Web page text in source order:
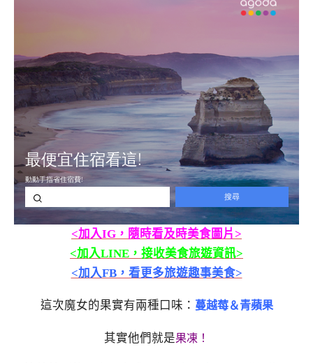
<加入IG，隨時看及時美食圖片>
<加入LINE，接收美食旅遊資訊>
<加入FB，看更多旅遊趣事美食>
這次魔女的果實有兩種口味： 蔓越莓＆青蘋果
其實他們就是果凍！